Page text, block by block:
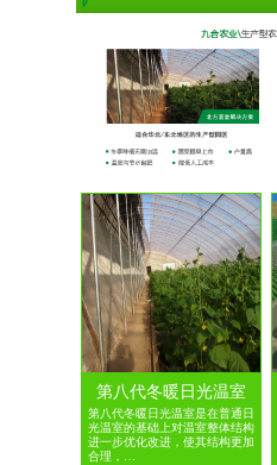
第八代冬暖日光温室
第八代冬暖日光温室是在普通日
光温室的基础上对温室整体结构
进一步优化改进，使其结构更加
合理，…